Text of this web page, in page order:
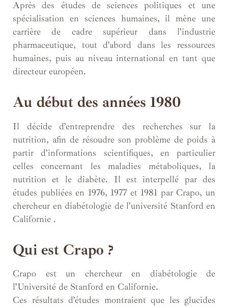
Après des études de sciences politiques et une
spécialisation en sciences humaines, il mène une
carrière de cadre supérieur dans l’industrie
pharmaceutique, tout d’abord dans les ressources
humaines, puis au niveau international en tant que
directeur européen.
Au début des années 1980
Il décide d’entreprendre des recherches sur la
nutrition, afin de résoudre son problème de poids à
partir d’informations scientifiques, en particulier
celles concernant les maladies métaboliques, la
nutrition et le diabète. Il est interpellé par des
études publiées en 1976, 1977 et 1981 par Crapo, un
chercheur en diabétologie de l’université Stanford en
Californie .
Qui est Crapo ?
Crapo est un chercheur en diabétologie de
l’Université de Stanford en Californie.
Ces résultats d’études montraient que les glucides